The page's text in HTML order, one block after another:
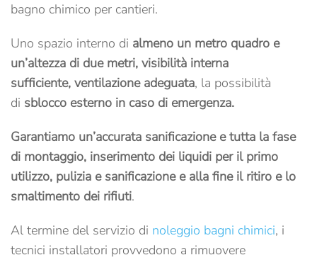
bagno chimico per cantieri.
Uno spazio interno di almeno un metro quadro e
un’altezza di due metri, visibilità interna
sufficiente, ventilazione adeguata, la possibilità
di sblocco esterno in caso di emergenza.
Garantiamo un’accurata sanificazione e tutta la fase
di montaggio, inserimento dei liquidi per il primo
utilizzo, pulizia e sanificazione e alla fine il ritiro e lo
smaltimento dei rifiuti.
Al termine del servizio di noleggio bagni chimici, i
tecnici installatori provvedono a rimuovere